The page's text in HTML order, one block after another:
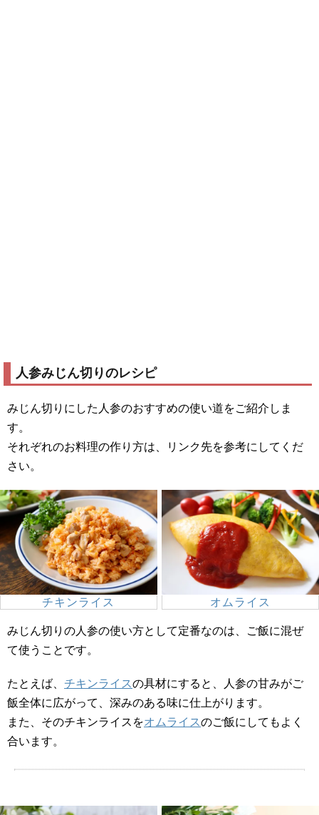
人参みじん切りのレシピ
みじん切りにした人参のおすすめの使い道をご紹介しま
す。
それぞれのお料理の作り方は、リンク先を参考にしてくだ
さい。
チキンライス オムライス
みじん切りの人参の使い方として定番なのは、ご飯に混ぜ
て使うことです。
たとえば、 チキンライスの具材にすると、人参の甘みがご
飯全体に広がって、深みのある味に仕上がります。
また、そのチキンライスをオムライスのご飯にしてもよく
合います。